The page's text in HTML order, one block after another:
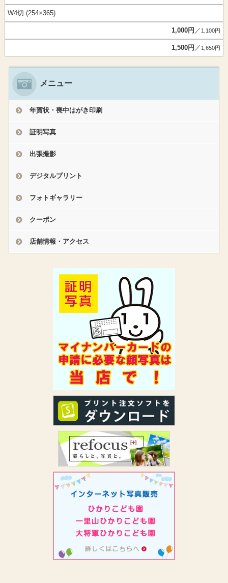
W4切 (254×365)
1,000円 ／ 1,100円
1,500円 ／ 1,650円
メニュー
年賀状・喪中はがき印刷
証明写真
出張撮影
デジタルプリント
フォトギャラリー
クーポン
店舗情報・アクセス